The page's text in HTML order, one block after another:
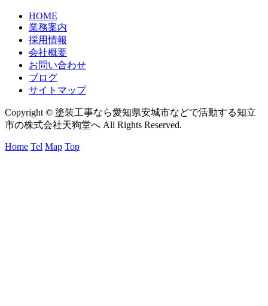
HOME
業務案内
採用情報
会社概要
お問い合わせ
ブログ
サイトマップ
Copyright © 塗装工事なら愛知県安城市などで活動する知立
市の株式会社天狗堂へ All Rights Reserved.
Home Tel Map Top